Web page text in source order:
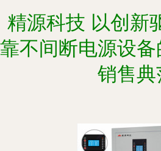
精源科技 以创新
靠不间断电源设
销售典